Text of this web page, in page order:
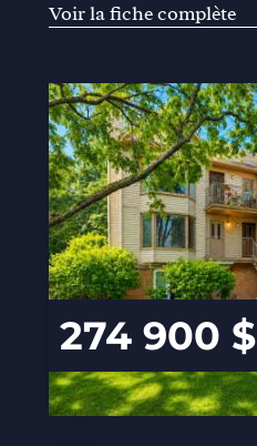
Voir la fiche complète
274 900 $